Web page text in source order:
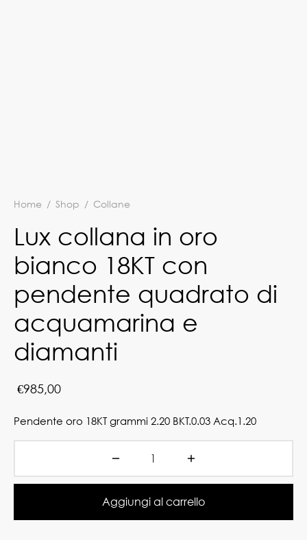
Home / Shop / Collane
Lux collana in oro
bianco 18KT con
pendente quadrato di
acquamarina e
diamanti
€985,00
Pendente oro 18KT grammi 2.20 BKT.0.03 Acq.1.20
Aggiungi al carrello